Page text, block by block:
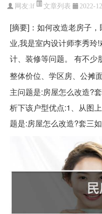
网友: lf 文章列表 2022-
[摘要]：如何改造老房子
业,我是室内设计师李秀玲
计、装修等问题。 有不少
整体价位、学区房、公摊
主问题是:房屋怎么改造?
析下该户型优点:1、从图
题是:房屋怎么改造?套三